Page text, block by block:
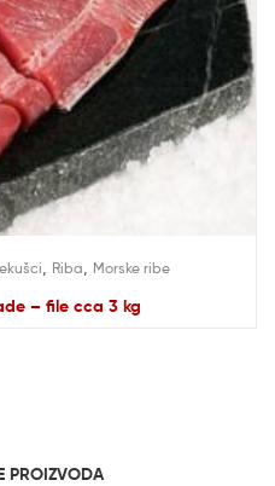
Riba Morske ribe
– file cca 3 kg
PROIZVODA